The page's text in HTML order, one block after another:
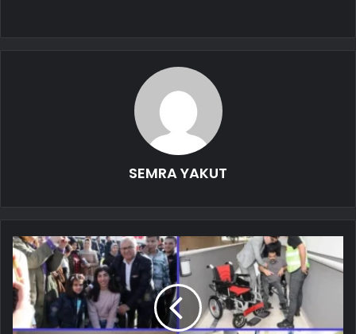
SEMRA YAKUT